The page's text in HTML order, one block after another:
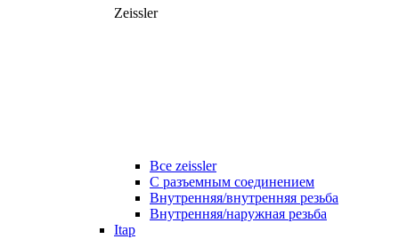
Zeissler
Все zeissler
С разъемным соединением
Внутренняя/внутренняя резьба
Внутренняя/наружная резьба
Itap